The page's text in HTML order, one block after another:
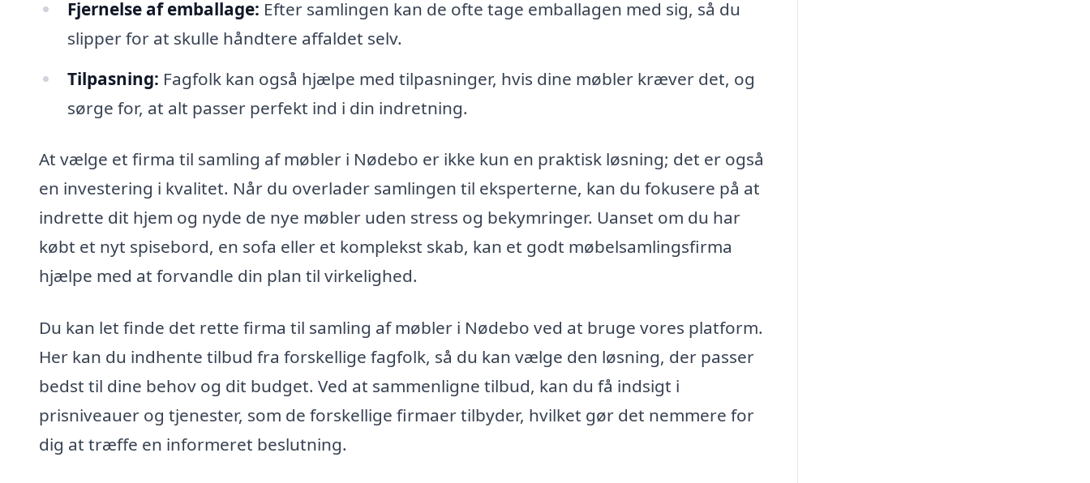
Fjernelse af emballage: Efter samlingen kan de ofte tage emballagen med sig, så du
slipper for at skulle håndtere affaldet selv.
Tilpasning: Fagfolk kan også hjælpe med tilpasninger, hvis dine møbler kræver det, og
sørge for, at alt passer perfekt ind i din indretning.
At vælge et firma til samling af møbler i Nødebo er ikke kun en praktisk løsning; det er også
en investering i kvalitet. Når du overlader samlingen til eksperterne, kan du fokusere på at
indrette dit hjem og nyde de nye møbler uden stress og bekymringer. Uanset om du har
købt et nyt spisebord, en sofa eller et komplekst skab, kan et godt møbelsamlingsfirma
hjælpe med at forvandle din plan til virkelighed.
Du kan let finde det rette firma til samling af møbler i Nødebo ved at bruge vores platform.
Her kan du indhente tilbud fra forskellige fagfolk, så du kan vælge den løsning, der passer
bedst til dine behov og dit budget. Ved at sammenligne tilbud, kan du få indsigt i
prisniveauer og tjenester, som de forskellige firmaer tilbyder, hvilket gør det nemmere for
dig at træffe en informeret beslutning.